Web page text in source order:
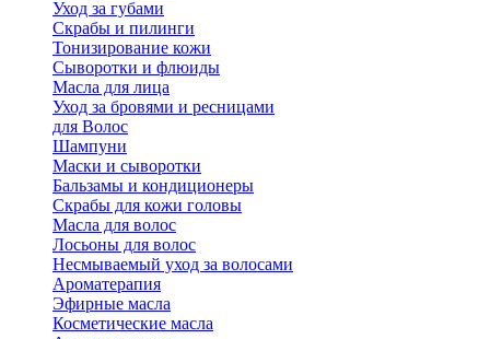
Уход за губами
Скрабы и пилинги
Тонизирование кожи
Сыворотки и флюиды
Масла для лица
Уход за бровями и ресницами
для Волос
Шампуни
Маски и сыворотки
Бальзамы и кондиционеры
Скрабы для кожи головы
Масла для волос
Лосьоны для волос
Несмываемый уход за волосами
Ароматерапия
Эфирные масла
Косметические масла